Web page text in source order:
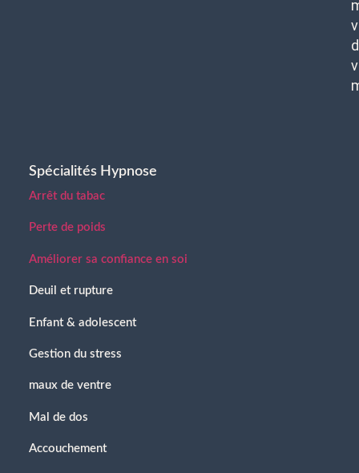
Spécialités Hypnose
Arrêt du tabac
Perte de poids
Améliorer sa confiance en soi
Deuil et rupture
Enfant & adolescent
Gestion du stress
maux de ventre
Mal de dos
Accouchement